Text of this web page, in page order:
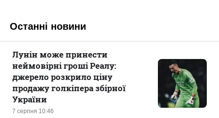
Останні новини
7 серпня 10:46
Лунін може принести
неймовірні гроші Реалу:
джерело розкрило ціну
продажу голкіпера збірної
України